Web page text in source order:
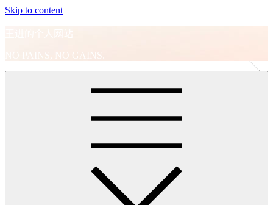
Skip to content
王进的个人网站
NO PAINS, NO GAINS.